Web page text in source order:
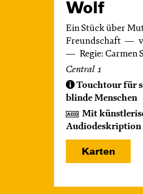
Wolf
Ein Stück über
Freundschaft
Regie: Carmen
Central 1
Touchtour für
blinde Menschen
Mit
Audiodeskription
Karten